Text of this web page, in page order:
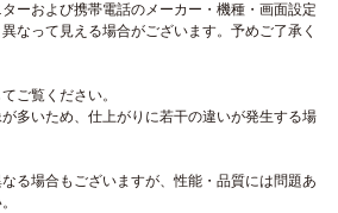
ーおよび携帯電話のメーカー・機種・画面設定
なって見える場合がございます。予めご了承く
ご覧ください。
が多いため、仕上がりに若干の違いが発生する場
る場合もございますが、性能・品質には問題あ